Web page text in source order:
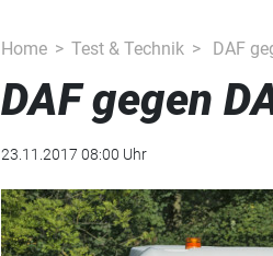
Home Test & Technik DAF
DAF gegen
23.11.2017 08:00 Uhr